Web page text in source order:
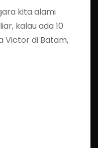
kita alami
kalau ada 10
Victor di Batam,